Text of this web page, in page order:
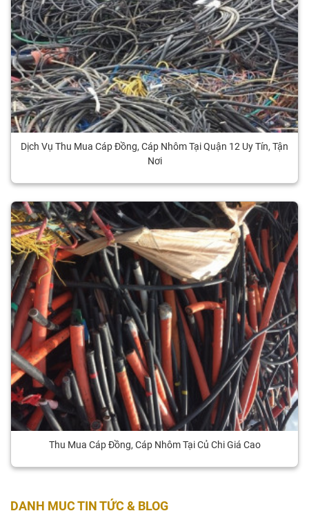
Dịch Vụ Thu Mua Cáp Đồng, Cáp Nhôm Tại Quận 12 Uy Tín, Tận
Nơi
Thu Mua Cáp Đồng, Cáp Nhôm Tại Củ Chi Giá Cao
DANH MỤC TIN TỨC & BLOG